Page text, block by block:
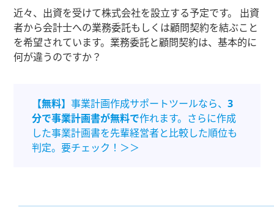
近々、出資を受けて株式会社を設立する予定です。 出資
者から会計士への業務委託もしくは顧問契約を結ぶこと
を希望されています。業務委託と顧問契約は、基本的に
何が違うのですか？
【無料】事業計画作成サポートツールなら、3
分で事業計画書が無料で作れます。さらに作成
した事業計画書を先輩経営者と比較した順位も
判定。要チェック！＞＞